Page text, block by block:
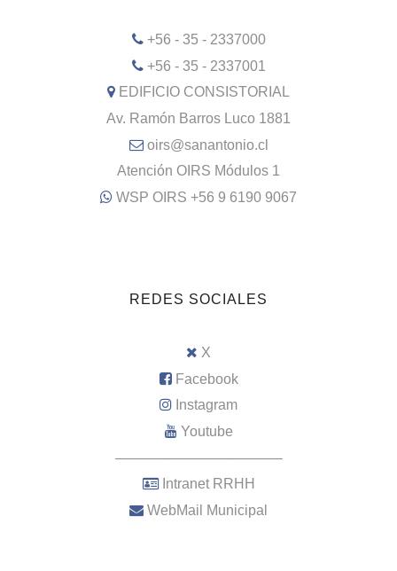
+56 - 35 - 2337000
+56 - 35 - 2337001
EDIFICIO CONSISTORIAL
Av. Ramón Barros Luco 1881
oirs@sanantonio.cl
Atención OIRS Módulos 1
WSP OIRS +56 9 6190 9067
REDES SOCIALES
X
Facebook
Instagram
Youtube
–––––––––––––––––––––
Intranet RRHH
WebMail Municipal